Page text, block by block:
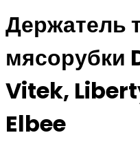
Держатель
мясорубки
Vitek,
Elbee